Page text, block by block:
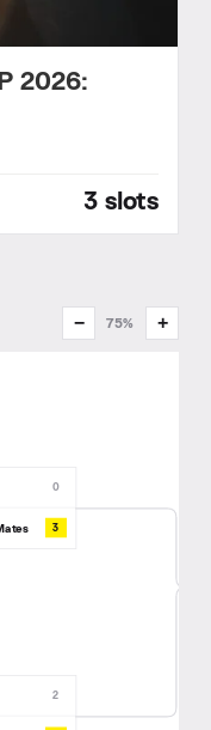
2026:
3 slots
− 75% +
0
3
2